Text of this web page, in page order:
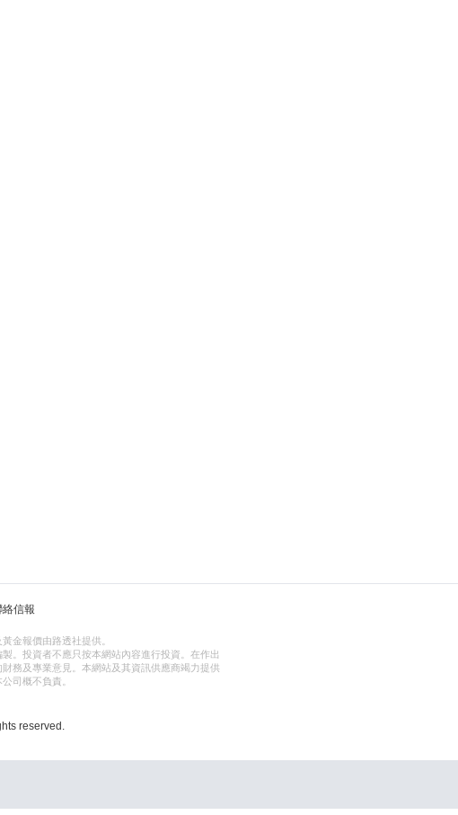
絡信報
金報價由路透社提供。
。投資者不應只按本網站內容進行投資。在作出
務及專業意見。本網站及其資訊供應商竭力提供
司概不負責。
reserved.